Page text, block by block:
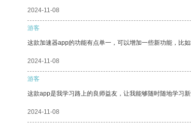
2024-11-08
游客
这款加速器app的功能有点单一，可以增加一些新功能，比
2024-11-08
游客
这款app是我学习路上的良师益友，让我能够随时随地学习新
2024-11-08